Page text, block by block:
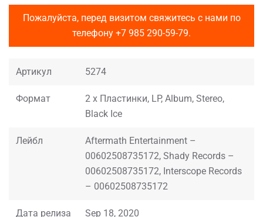
Пожалуйста, перед визитом свяжитесь с нами по
телефону +7 985 290-59-79.
Артикул 5274
Формат
2 x Пластинки, LP, Album, Stereo,
Black Ice
Лейбл
Aftermath Entertainment –
00602508735172, Shady Records –
00602508735172, Interscope Records
– 00602508735172
Дата релиза Sep 18, 2020